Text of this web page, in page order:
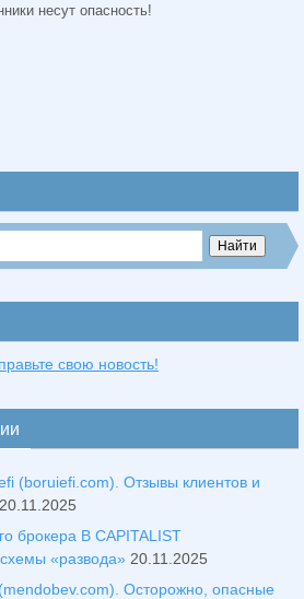
несут опасность!
свою новость!
(boruiefi.com). Отзывы клиентов и
20.11.2025
брокера B CAPITALIST
«развода» 20.11.2025
Осторожно, опасные